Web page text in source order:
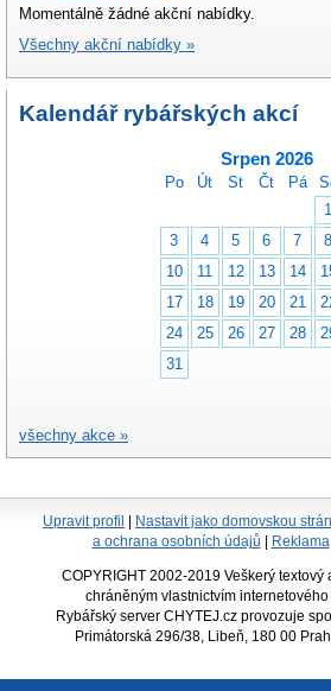
Momentálně žádné akční nabídky.
Všechny akční nabídky »
Kalendář rybářských akcí
Srpen 2026
Po Út St Čt Pá
1
3
4 5 6 7 8
10
11 12 13 14
17
18 19 20 21
24
25 26 27 28
31
všechny akce »
Upravit profil Nastavit jako domovskou
a ochrana osobních údajů
Reklama
COPYRIGHT 2002-2019 Veškerý textový
chráněným vlastnictvím internetového
Rybářský server CHYTEJ.cz provozuje
Primátorská 296/38, Libeň, 180 00